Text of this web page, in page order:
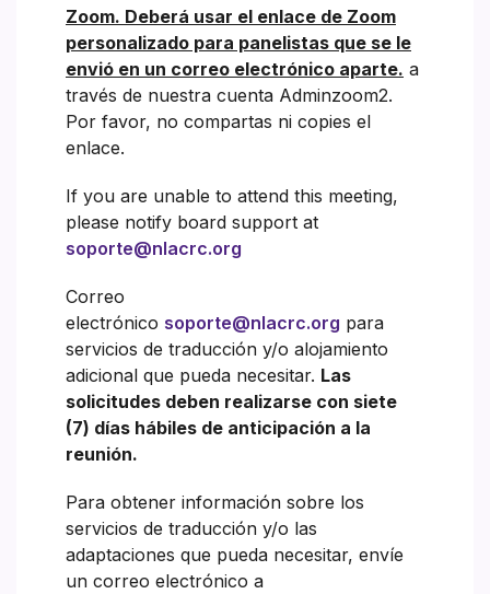
Zoom. Deberá usar el enlace de Zoom
personalizado para panelistas que se le
envió en un correo electrónico aparte. a
través de nuestra cuenta Adminzoom2.
Por favor, no compartas ni copies el
enlace.
If you are unable to attend this meeting,
please notify board support at
soporte@nlacrc.org
Correo
electrónico soporte@nlacrc.org para
servicios de traducción y/o alojamiento
adicional que pueda necesitar. Las
solicitudes deben realizarse con siete
(7) días hábiles de anticipación a la
reunión.
Para obtener información sobre los
servicios de traducción y/o las
adaptaciones que pueda necesitar, envíe
un correo electrónico a